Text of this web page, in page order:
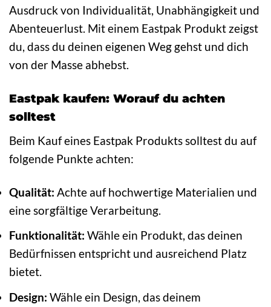
Ausdruck von Individualität, Unabhängigkeit und
Abenteuerlust. Mit einem Eastpak Produkt zeigst
du, dass du deinen eigenen Weg gehst und dich
von der Masse abhebst.
Eastpak kaufen: Worauf du achten
solltest
Beim Kauf eines Eastpak Produkts solltest du auf
folgende Punkte achten:
Qualität: Achte auf hochwertige Materialien und
eine sorgfältige Verarbeitung.
Funktionalität: Wähle ein Produkt, das deinen
Bedürfnissen entspricht und ausreichend Platz
bietet.
Design: Wähle ein Design, das deinem